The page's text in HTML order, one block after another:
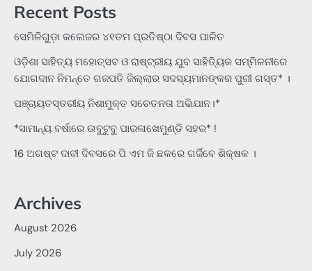
Recent Posts
ସେମିଳିଗୁଡ଼ା କଲେଜର ୪୧ତମ ପ୍ରତିଷ୍ଠା ଦିବସ ପାଳିତ
ଓଡ଼ିଶା ସାହିତ୍ୟ ମହୋତ୍ସବ ଓ ରାଷ୍ଟ୍ରୀୟ ଯୁବ ସାହିତ୍ୟିକ ସମ୍ମିଳନୀରେ
ଯୋଗଦାନ ନିମନ୍ତେ ଗଜପତି ଜିଲ୍ଲାର ସଦସ୍ୟମାନଙ୍କର ପୁରୀ ଗସ୍ତ* ।
ପଞ୍ଚାୟତସ୍ତରୀୟ ନିଶାମୁକ୍ତ ସଚେତନତା ଅଭିଯାନ।*
*ସାମାନ୍ୟ ବର୍ଷାରେ ଉବୁଟୁବୁ ପାରଳାଖେମୁଣ୍ଡି ସହର* !
16 ଅଗଷ୍ଟ ଦାବୀ ଦିବସରେ ପି ଏମ ଜି ଛକରେ ଗର୍ଜିବେ ଶିକ୍ଷକ ।
Archives
August 2026
July 2026